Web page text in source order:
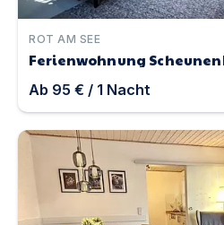
ROT AM SEE
Ferienwohnung
Ab 95 € / 1 Nacht
Skipper Asterix Greetsiel |